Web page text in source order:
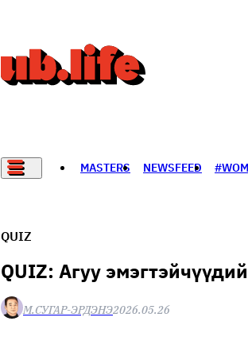
MASTERS NEWSFEED
QUIZ
QUIZ: Агуу
М.СУГАР-ЭРДЭНЭ2026.05.26